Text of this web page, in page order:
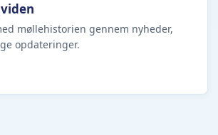
møllehistorien gennem nyheder,
opdateringer.